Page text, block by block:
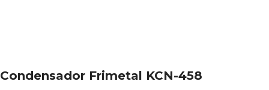
Condensador Frimetal KCN-458